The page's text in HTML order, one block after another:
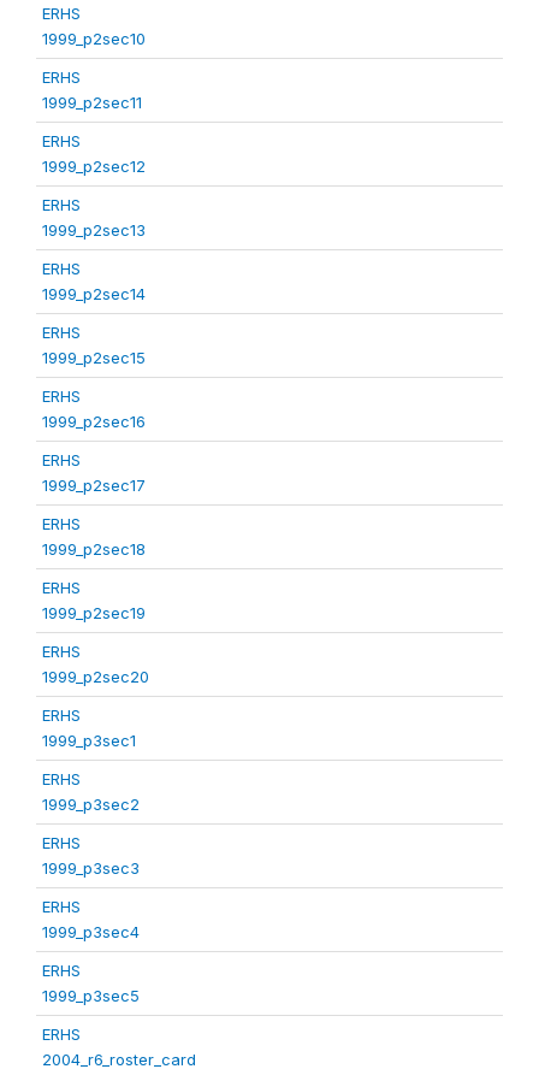
ERHS
1999_p2sec10
ERHS
1999_p2sec11
ERHS
1999_p2sec12
ERHS
1999_p2sec13
ERHS
1999_p2sec14
ERHS
1999_p2sec15
ERHS
1999_p2sec16
ERHS
1999_p2sec17
ERHS
1999_p2sec18
ERHS
1999_p2sec19
ERHS
1999_p2sec20
ERHS
1999_p3sec1
ERHS
1999_p3sec2
ERHS
1999_p3sec3
ERHS
1999_p3sec4
ERHS
1999_p3sec5
ERHS
2004_r6_roster_card